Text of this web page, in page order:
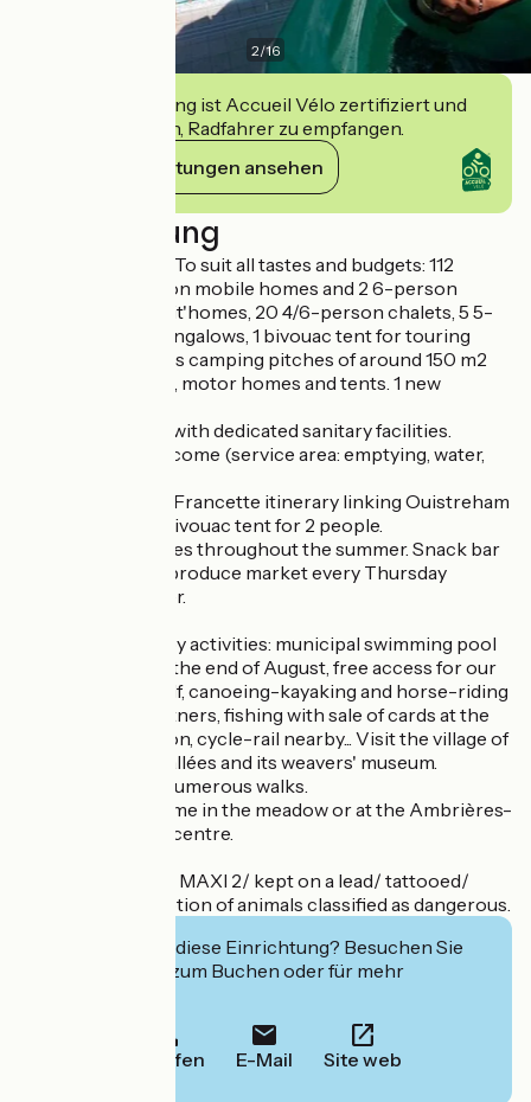
2/16
Diese Einrichtung ist Accueil Vélo zertifiziert und
verpflichtet sich, Radfahrer zu empfangen.
Ihre Verpflichtungen ansehen
Beschreibung
Accommodation: To suit all tastes and budgets: 112
pitches, 7 4-person mobile homes and 2 6-person
mobile homes, 3 tit'homes, 20 4/6-person chalets, 5 5-
person canvas bungalows, 1 bivouac tent for touring
cyclists. Numerous camping pitches of around 150 m2
for caravans, vans, motor homes and tents. 1 new
Groups welcome with dedicated sanitary facilities.
Camper-vans welcome (service area: emptying, water,
Close to the Vélo Francette itinerary linking Ouistreham
to La Rochelle. 1 Bivouac tent for 2 people.
Numerous activities throughout the summer. Snack bar
in summer. Local produce market every Thursday
evening in summer.
On-site and nearby activities: municipal swimming pool
from mid-June to the end of August, free access for our
campers, mini-golf, canoeing-kayaking and horse-riding
with our local partners, fishing with sale of cards at the
campsite reception, cycle-rail nearby... Visit the village of
Ambrières-les-Vallées and its weavers' museum.
Greenways with numerous walks.
Horses are welcome in the meadow or at the Ambrières-
les-Vallées riding centre.
Animals accepted MAXI 2/ kept on a lead/ tattooed/
vaccinated/Exception of animals classified as dangerous.
Interessiert Sie diese Einrichtung? Besuchen Sie
deren Website zum Buchen oder für mehr
Anrufen E-Mail Site web